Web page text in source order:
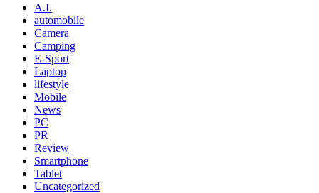
A.I.
automobile
Camera
Camping
E-Sport
Laptop
lifestyle
Mobile
News
PC
PR
Review
Smartphone
Tablet
Uncategorized